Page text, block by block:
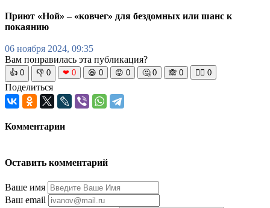
Приют «Ной» – «ковчег» для бездомных или шанс к
покаянию
06 ноября 2024, 09:35
Вам понравилась эта публикация?
👍 0 👎 0 ❤ 0 😆 0 😡 0 🤔 0 🙈 0 🧘‍♀️ 0
Поделиться
Комментарии
Оставить комментарий
Ваше имя
Ваш email